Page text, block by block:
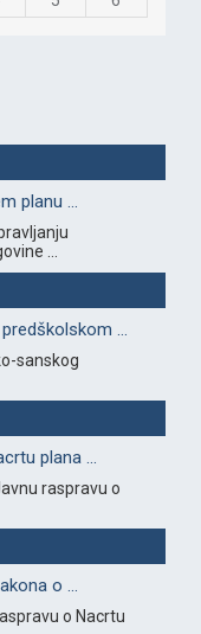
planu ...
...
...
sanskog
plana ...
raspravu o
o ...
o Nacrtu